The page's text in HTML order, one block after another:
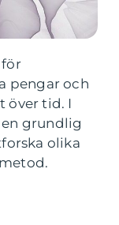
för
pengar och
över tid. I
grundlig
olika